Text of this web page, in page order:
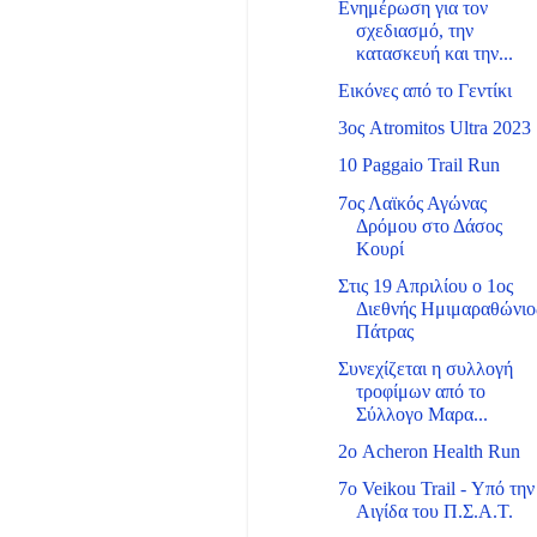
Ενημέρωση για τον
σχεδιασμό, την
κατασκευή και την...
Εικόνες από το Γεντίκι
3ος Atromitos Ultra 2023
10 Paggaio Trail Run
7ος Λαϊκός Αγώνας
Δρόμου στο Δάσος
Κουρί
Στις 19 Απριλίου ο 1ος
Διεθνής
Πάτρας
Συνεχίζεται η συλλογή
τροφίμων από το
Σύλλογο Μαρα...
2ο Acheron Health Run
7ο Veikou Trail - Υπό την
Αιγίδα του Π.Σ.Α.Τ.